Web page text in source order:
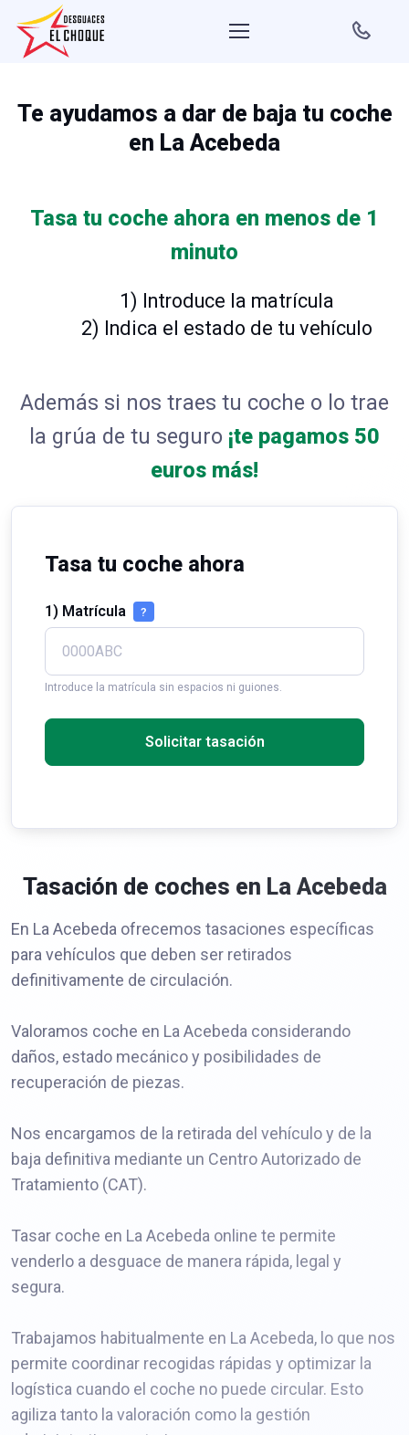
Te ayudamos a dar de baja tu coche
en La Acebeda
Tasa tu coche ahora en menos de 1
minuto
1) Introduce la matrícula
2) Indica el estado de tu vehículo
Además si nos traes tu coche o lo trae
la grúa de tu seguro ¡te pagamos 50
euros más!
Tasa tu coche ahora
1) Matrícula ?
Introduce la matrícula sin espacios ni guiones.
Solicitar tasación
Tasación de coches en La Acebeda
En La Acebeda ofrecemos tasaciones específicas
para vehículos que deben ser retirados
definitivamente de circulación.
Valoramos coche en La Acebeda considerando
daños, estado mecánico y posibilidades de
recuperación de piezas.
Nos encargamos de la retirada del vehículo y de la
baja definitiva mediante un Centro Autorizado de
Tratamiento (CAT).
Tasar coche en La Acebeda online te permite
venderlo a desguace de manera rápida, legal y
segura.
Trabajamos habitualmente en La Acebeda, lo que nos
permite coordinar recogidas rápidas y optimizar la
logística cuando el coche no puede circular. Esto
agiliza tanto la valoración como la gestión